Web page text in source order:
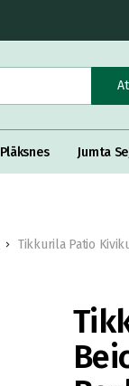
Plāksnes Jumta
Tikkurila Patio